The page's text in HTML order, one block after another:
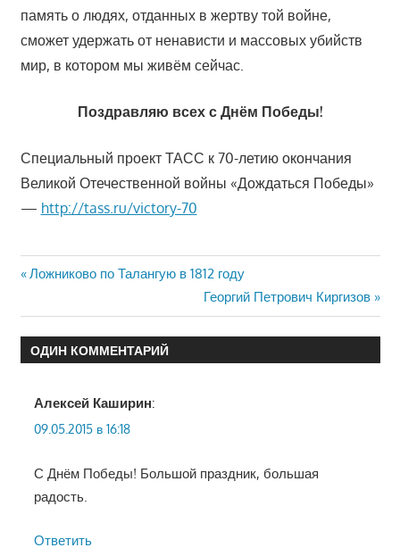
память о людях, отданных в жертву той войне,
сможет удержать от ненависти и массовых убийств
мир, в котором мы живём сейчас.
Поздравляю всех с Днём Победы!
Специальный проект ТАСС к 70-летию окончания
Великой Отечественной войны «Дождаться Победы»
— http://tass.ru/victory-70
Навигация
по
записям
Предыдущая
Ложниково по Талангую в 1812 году
Следующая
запись:
Георгий Петрович Киргизов
ОДИН КОММЕНТАРИЙ
Алексей Каширин:
09.05.2015 в 16:18
С Днём Победы! Большой праздник, большая
радость.
Ответить